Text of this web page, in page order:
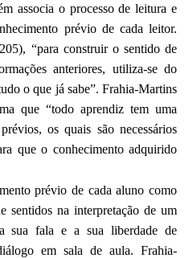
associa o processo de leitura e
prévio de cada leitor.
“para construir o sentido de
anteriores, utiliza-se do
o que já sabe”. Frahia-Martins
que “todo aprendiz tem uma
os quais são necessários
que o conhecimento adquirido
prévio de cada aluno como
sentidos na interpretação de um
sua fala e a sua liberdade de
em sala de aula. Frahia-